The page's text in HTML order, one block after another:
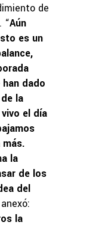
de
“Aún
es un
dado
la
el día
la
de los
del
la